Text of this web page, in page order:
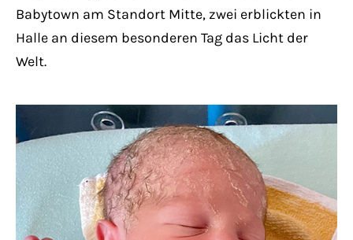
Mon - Fri 8:00am - 5:00pm
Get in touch
Cybersteel Inc.
376-293 City Road, Suite 600
San Francisco, CA 94102
Babytown am Standort Mitte, zwei erblickten in
Halle an diesem besonderen Tag das Licht der
Welt.